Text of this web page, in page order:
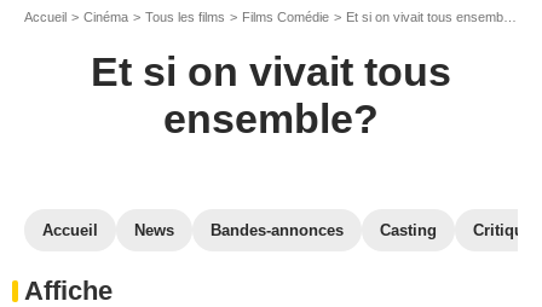
Accueil Cinéma Tous les films Films Comédie Et si on vivait tous ensemble?
Et si on vivait tous
ensemble?
Accueil News Bandes-annonces Casting
Affiche